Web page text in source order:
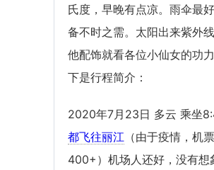
氏度，早晚有点凉。雨伞最
备不时之需。太阳出来紫外
他配饰就看各位小仙女的功
下是行程简介：
2020年7月23日 多云 乘坐
都飞往丽江 （由于疫情，机
400+）机场人还好，没有想